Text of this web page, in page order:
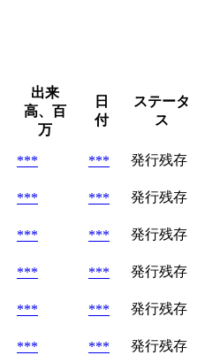
出来
高、百
万
日
付
ステータ
ス
*** ***
発行残存
*** ***
発行残存
*** ***
発行残存
*** ***
発行残存
*** ***
発行残存
*** ***
発行残存